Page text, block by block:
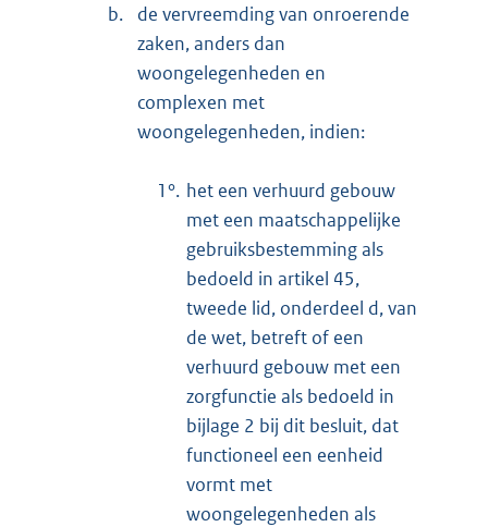
b.
de vervreemding van onroerende
zaken, anders dan
woongelegenheden en
complexen met
woongelegenheden, indien:
1°. het een verhuurd gebouw
met een maatschappelijke
gebruiksbestemming als
bedoeld in artikel 45,
tweede lid, onderdeel d, van
de wet, betreft of een
verhuurd gebouw met een
zorgfunctie als bedoeld in
bijlage 2 bij dit besluit, dat
functioneel een eenheid
vormt met
woongelegenheden als